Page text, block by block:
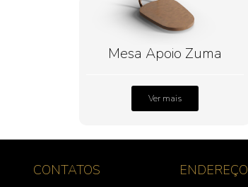
Mesa Apoio Zuma
Ver mais
CONTATOS ENDEREÇO